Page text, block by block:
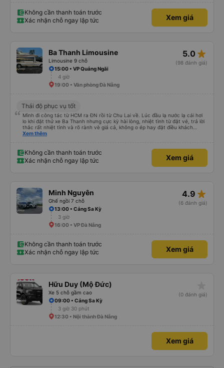
Không cần thanh toán trước
Xác nhận chỗ ngay lập tức
Xem giá
Ba Thanh Limousine
Limousine 9 chỗ
5.0 star_rate
(98 đánh giá)
15:00 • VP Quảng Ngãi
4 giờ
19:00 • Văn phòng Đà Nẵng
Thái độ phục vụ tốt
Mình đi công tác từ HCM ra ĐN rồi từ Chu Lai về. Lúc đầu lạ nước lạ cái hơi
lo khi đặt thử xe Ba Thanh nhưng cực kỳ hài lòng, nhiệt tình từ đặt vé, trả lời
thắc rất nhiệt tình và rõ rành vè giá cả, không o ép hay đặt điều khách
hàng. Lần tới đi công tác chắc chắn tiếp tục dùng xe nhà này!
Xem thêm
Không cần thanh toán trước
Xác nhận chỗ ngay lập tức
Xem giá
Minh Nguyên
Ghế ngồi 7 chỗ
4.9 star_rate
(6 đánh giá)
13:00 • Cảng Sa Kỳ
3 giờ
16:00 • VP Đà Nẵng
Không cần thanh toán trước
Xác nhận chỗ ngay lập tức
Xem giá
Hữu Duy (Mộ Đức)
Xe 5 chỗ gầm cao
(0 đánh giá)
09:00 • Cảng Sa Kỳ
3 giờ 30 phút
12:30 • Nội thành Đà Nẵng
Xem giá